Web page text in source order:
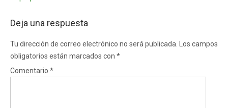
Deja una respuesta
Tu dirección de correo electrónico no será publicada.
Los campos
obligatorios están marcados con *
Comentario *